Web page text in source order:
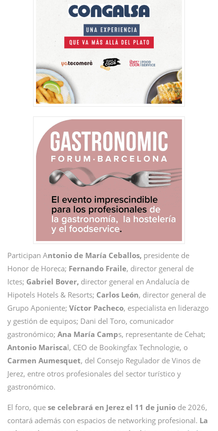
Participan Antonio de María Ceballos, presidente de
Honor de Horeca; Fernando Fraile, director general de
Ictes; Gabriel Bover, director general en Andalucía de
Hipotels Hotels & Resorts; Carlos León, director general de
Grupo Aponiente; Víctor Pacheco, especialista en liderazgo
y gestión de equipos; Dani del Toro, comunicador
gastronómico; Ana María Camps, representante de Cehat;
Antonio Mariscal, CEO de Bookingfax Technologie, o
Carmen Aumesquet, del Consejo Regulador de Vinos de
Jerez, entre otros profesionales del sector turístico y
gastronómico.
El foro, que se celebrará en Jerez el 11 de junio de 2026,
contará además con espacios de networking profesional. La